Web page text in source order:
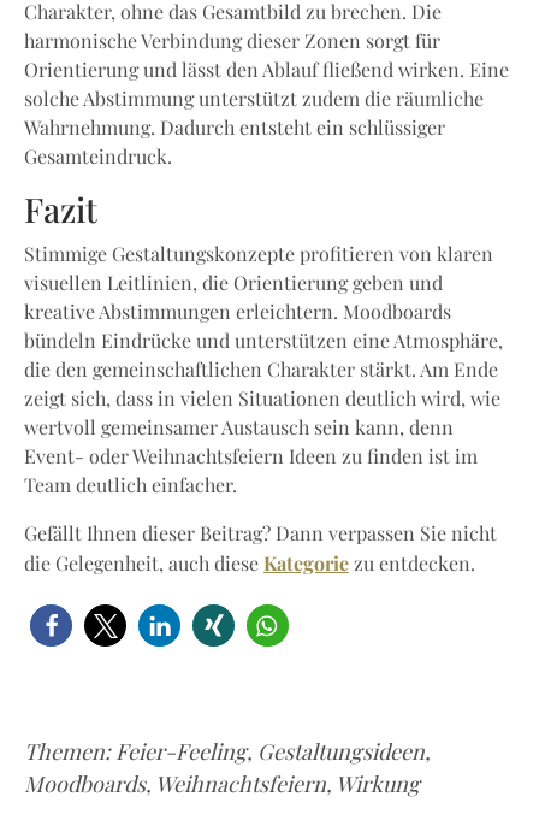
Charakter, ohne das Gesamtbild zu brechen. Die
harmonische Verbindung dieser Zonen sorgt für
Orientierung und lässt den Ablauf fließend wirken. Eine
solche Abstimmung unterstützt zudem die räumliche
Wahrnehmung. Dadurch entsteht ein schlüssiger
Gesamteindruck.
Fazit
Stimmige Gestaltungskonzepte profitieren von klaren
visuellen Leitlinien, die Orientierung geben und
kreative Abstimmungen erleichtern. Moodboards
bündeln Eindrücke und unterstützen eine Atmosphäre,
die den gemeinschaftlichen Charakter stärkt. Am Ende
zeigt sich, dass in vielen Situationen deutlich wird, wie
wertvoll gemeinsamer Austausch sein kann, denn
Event- oder Weihnachtsfeiern Ideen zu finden ist im
Team deutlich einfacher.
Gefällt Ihnen dieser Beitrag? Dann verpassen Sie nicht
die Gelegenheit, auch diese Kategorie zu entdecken.
Themen: Feier-Feeling, Gestaltungsideen,
Moodboards, Weihnachtsfeiern, Wirkung